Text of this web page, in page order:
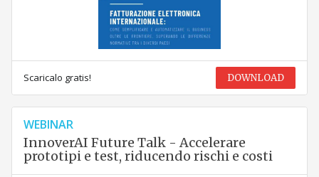
Scaricalo gratis! DOWNLOAD
WEBINAR
InnoverAI Future Talk - Accelerare
prototipi e test, riducendo rischi e costi